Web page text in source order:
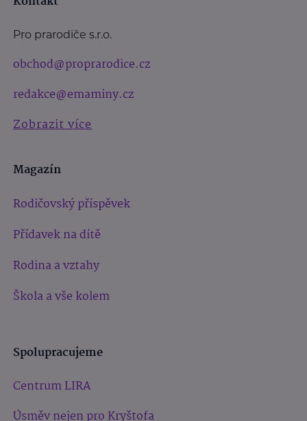
Pro prarodiče s.r.o.
obchod@proprarodice.cz
redakce@emaminy.cz
Zobrazit více
Magazín
Rodičovský příspěvek
Přídavek na dítě
Rodina a vztahy
Škola a vše kolem
Spolupracujeme
Centrum LIRA
Úsměv nejen pro Kryštofa